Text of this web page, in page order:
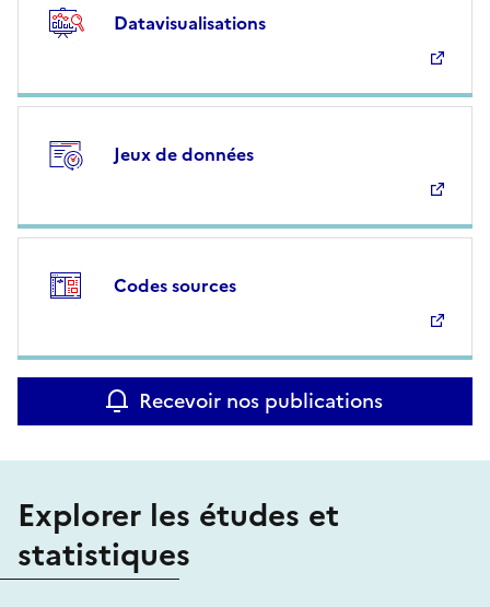
Datavisualisations
Jeux de données
Codes sources
Recevoir nos publications
Explorer les études et
statistiques